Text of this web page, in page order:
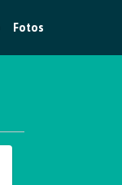
Fotos